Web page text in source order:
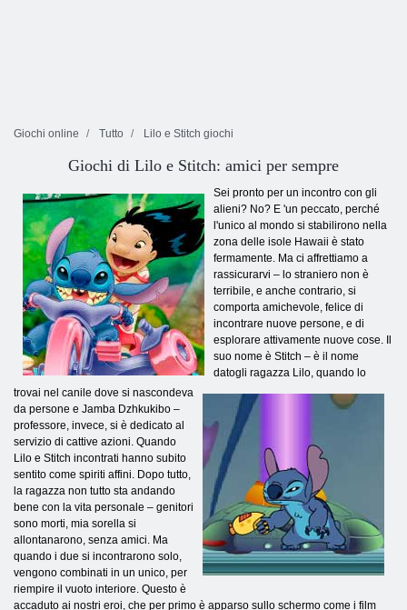
Giochi online Tutto Lilo e Stitch giochi
Giochi di Lilo e Stitch: amici per sempre
Sei pronto per un incontro con gli
alieni? No? E 'un peccato, perché
l'unico al mondo si stabilirono nella
zona delle isole Hawaii è stato
fermamente. Ma ci affrettiamo a
rassicurarvi – lo straniero non è
terribile, e anche contrario, si
comporta amichevole, felice di
incontrare nuove persone, e di
esplorare attivamente nuove cose. Il
suo nome è Stitch – è il nome
datogli ragazza Lilo, quando lo
trovai nel canile dove si nascondeva
da persone e Jamba Dzhkukibo –
professore, invece, si è dedicato al
servizio di cattive azioni. Quando
Lilo e Stitch incontrati hanno subito
sentito come spiriti affini. Dopo tutto,
la ragazza non tutto sta andando
bene con la vita personale – genitori
sono morti, mia sorella si
allontanarono, senza amici. Ma
quando i due si incontrarono solo,
vengono combinati in un unico, per
riempire il vuoto interiore. Questo è
accaduto ai nostri eroi, che per primo è apparso sullo schermo come i film